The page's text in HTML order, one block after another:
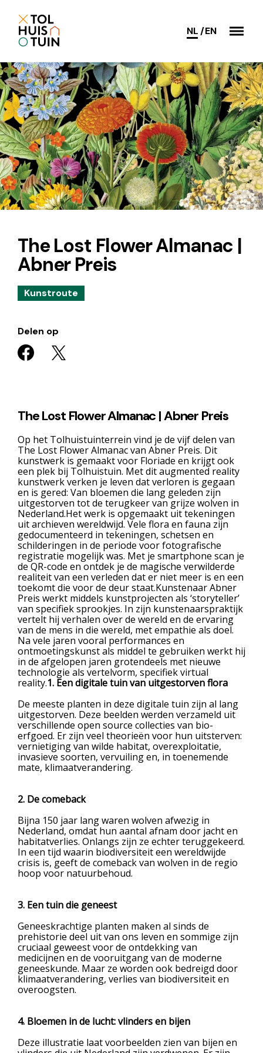
NL EN
The Lost Flower Almanac |
Abner Preis
Kunstroute
Delen op
The Lost Flower Almanac | Abner Preis
Op het Tolhuistuinterrein vind je de vijf delen van
The Lost Flower Almanac van Abner Preis. Dit
kunstwerk is gemaakt voor Floriade en krijgt ook
een plek bij Tolhuistuin. Met dit augmented reality
kunstwerk verken je leven dat verloren is gegaan
en is gered: Van bloemen die lang geleden zijn
uitgestorven tot de terugkeer van grijze wolven in
Nederland.Het werk is opgemaakt uit tekeningen
uit archieven wereldwijd. Vele flora en fauna zijn
gedocumenteerd in tekeningen, schetsen en
schilderingen in de periode voor fotografische
registratie mogelijk was. Met je smartphone scan je
de QR-code en ontdek je de magische verwilderde
realiteit van een verleden dat er niet meer is en een
toekomt die voor de deur staat.Kunstenaar Abner
Preis werkt middels kunstprojecten als ‘storyteller’
van specifiek sprookjes. In zijn kunstenaarspraktijk
vertelt hij verhalen over de wereld en de ervaring
van de mens in die wereld, met empathie als doel.
Na vele jaren vooral performances en
ontmoetingskunst als middel te gebruiken werkt hij
in de afgelopen jaren grotendeels met nieuwe
technologie als vertelvorm, specifiek virtual
reality.1. Een digitale tuin van uitgestorven flora
De meeste planten in deze digitale tuin zijn al lang
uitgestorven. Deze beelden werden verzameld uit
verschillende open source collecties van bio-
erfgoed. Er zijn veel theorieën voor hun uitsterven:
vernietiging van wilde habitat, overexploitatie,
invasieve soorten, vervuiling en, in toenemende
mate, klimaatverandering.
2. De comeback
Bijna 150 jaar lang waren wolven afwezig in
Nederland, omdat hun aantal afnam door jacht en
habitatverlies. Onlangs zijn ze echter teruggekeerd.
In een tijd waarin biodiversiteit een wereldwijde
crisis is, geeft de comeback van wolven in de regio
hoop voor natuurbehoud.
3. Een tuin die geneest
Geneeskrachtige planten maken al sinds de
prehistorie deel uit van ons leven en sommige zijn
cruciaal geweest voor de ontdekking van
medicijnen en de vooruitgang van de moderne
geneeskunde. Maar ze worden ook bedreigd door
klimaatverandering, verlies van biodiversiteit en
overoogsten.
4. Bloemen in de lucht: vlinders en bijen
Deze illustratie laat voorbeelden zien van bijen en